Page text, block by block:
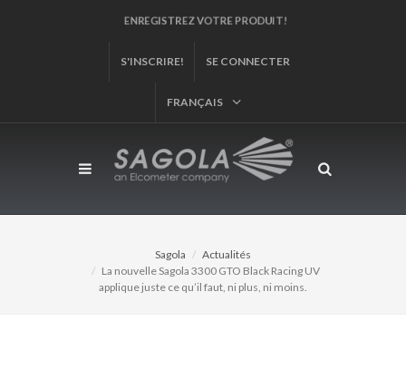
ENREGISTREZ VOTRE PRODUIT!
S'INSCRIRE! SE CONNECTER
FRANÇAIS
Sagola
Actualités
La nouvelle Sagola 3300 GTO Black Racing UV
applique juste ce qu’il faut, ni plus, ni moins.